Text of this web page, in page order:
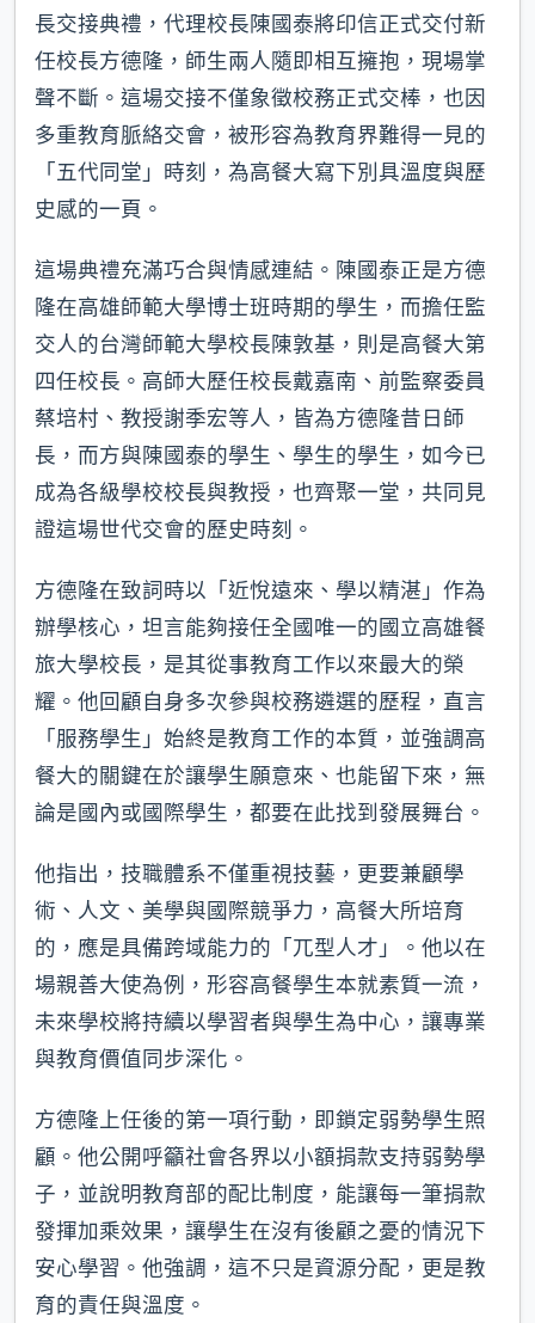
長交接典禮，代理校長陳國泰將印信正式交付新
任校長方德隆，師生兩人隨即相互擁抱，現場掌
聲不斷。這場交接不僅象徵校務正式交棒，也因
多重教育脈絡交會，被形容為教育界難得一見的
「五代同堂」時刻，為高餐大寫下別具溫度與歷
史感的一頁。
這場典禮充滿巧合與情感連結。陳國泰正是方德
隆在高雄師範大學博士班時期的學生，而擔任監
交人的台灣師範大學校長陳敦基，則是高餐大第
四任校長。高師大歷任校長戴嘉南、前監察委員
蔡培村、教授謝季宏等人，皆為方德隆昔日師
長，而方與陳國泰的學生、學生的學生，如今已
成為各級學校校長與教授，也齊聚一堂，共同見
證這場世代交會的歷史時刻。
方德隆在致詞時以「近悅遠來、學以精湛」作為
辦學核心，坦言能夠接任全國唯一的國立高雄餐
旅大學校長，是其從事教育工作以來最大的榮
耀。他回顧自身多次參與校務遴選的歷程，直言
「服務學生」始終是教育工作的本質，並強調高
餐大的關鍵在於讓學生願意來、也能留下來，無
論是國內或國際學生，都要在此找到發展舞台。
他指出，技職體系不僅重視技藝，更要兼顧學
術、人文、美學與國際競爭力，高餐大所培育
的，應是具備跨域能力的「兀型人才」。他以在
場親善大使為例，形容高餐學生本就素質一流，
未來學校將持續以學習者與學生為中心，讓專業
與教育價值同步深化。
方德隆上任後的第一項行動，即鎖定弱勢學生照
顧。他公開呼籲社會各界以小額捐款支持弱勢學
子，並說明教育部的配比制度，能讓每一筆捐款
發揮加乘效果，讓學生在沒有後顧之憂的情況下
安心學習。他強調，這不只是資源分配，更是教
育的責任與溫度。